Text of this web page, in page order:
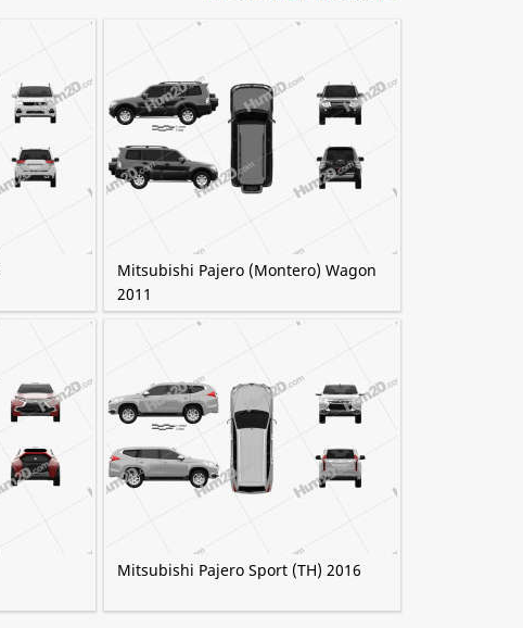
Mitsubishi Pajero (Montero) Wagon
2011
Mitsubishi Pajero Sport (TH) 2016